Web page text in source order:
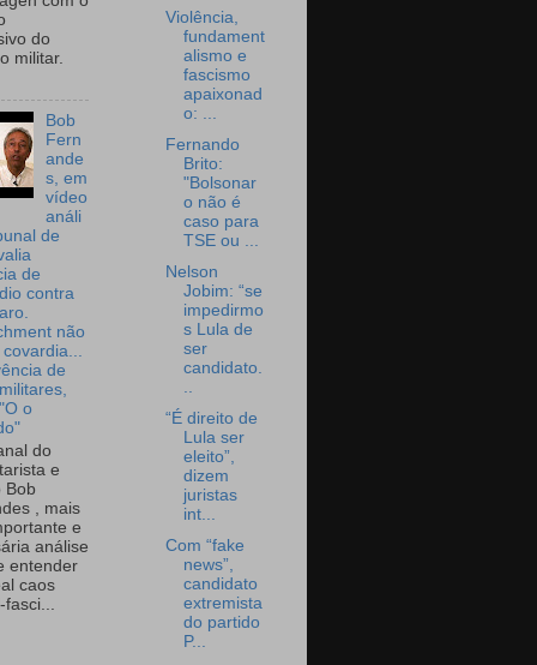
do
militar.
Bob
Fern
ande
s, em
vídeo
análi
de
de
contra
não
de
o
do
e
Bob
, mais
e
análise
entender
caos
Violência,
fundament
alismo e
fascismo
apaixonad
o: ...
Fernando
Brito:
"Bolsonar
o não é
caso para
TSE ou ...
Nelson
Jobim: “se
impedirmo
s Lula de
ser
candidato.
“É direito de
Lula ser
eleito”,
dizem
juristas
int...
Com “fake
news”,
candidato
extremista
do partido
P...